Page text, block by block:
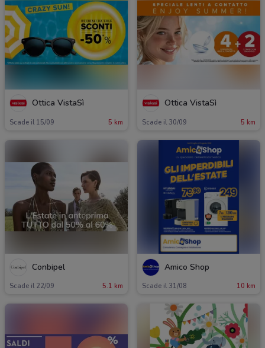
Ottica VistaSì
Scade il 15/09 5 km
Ottica VistaSì
Scade il 30/09 5 km
Conbipel
Scade il 22/09 5.1 km
Amico Shop
Scade il 31/08 10 km